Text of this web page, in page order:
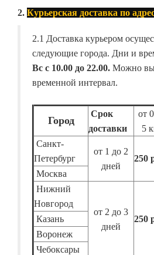
2. Курьерская доставка по
2.1 Доставка курьером
следующие города. Дни и
Вс с 10.00 до 22.00. Можно
временной интервал.
Город
Срок
доставки
от
5
Санкт-
Петербург
от 1 до 2
дней
250
Москва
Нижний
Новгород
от 2 до 3
дней
250
Казань
Воронеж
Чебоксары